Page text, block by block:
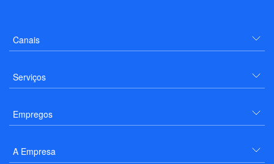
Canais
Serviços
Empregos
A Empresa